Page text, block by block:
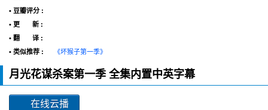
• 豆瓣评分 :
• 更 新 :
• 翻 译 :
• 类似推荐 :
《坏猴子第一季》
月光花谋杀案第一季 全集内置中英字幕
在线云播